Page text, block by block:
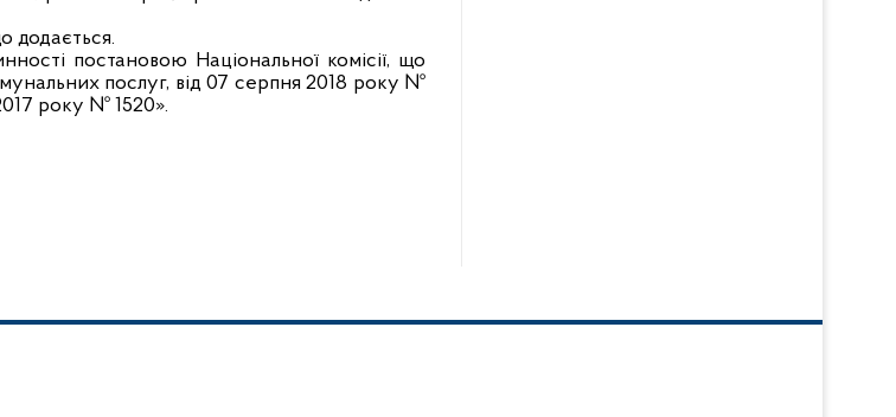
додається.
постановою Національної комісії, що
послуг, від 07 серпня 2018 року №
року № 1520».